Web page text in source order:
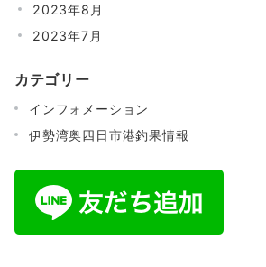
2023年8月
2023年7月
カテゴリー
インフォメーション
伊勢湾奥四日市港釣果情報